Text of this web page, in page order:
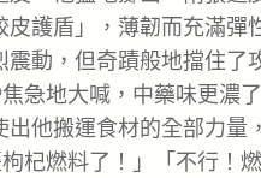
護盾」，薄韌而充滿彈
動，但奇蹟般地擋住了
急地大喊，中藥味更濃
他搬運食材的全部力量
杞燃料了！」「不行！